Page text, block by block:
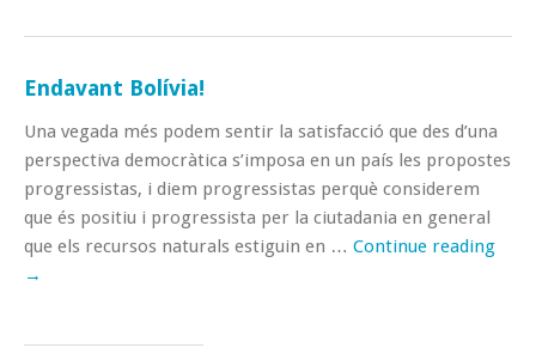
Endavant Bolívia!
Una vegada més podem sentir la satisfacció que des d’una
perspectiva democràtica s’imposa en un país les propostes
progressistas, i diem progressistas perquè considerem
que és positiu i progressista per la ciutadania en general
que els recursos naturals estiguin en … Continue reading
→